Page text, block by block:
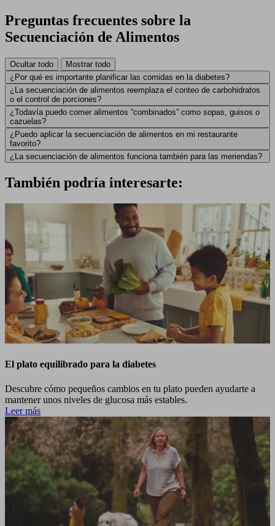
Preguntas frecuentes sobre la
Secuenciación de Alimentos
Ocultar todo
Mostrar todo
¿Por qué es importante planificar las comidas en la diabetes?
¿La secuenciación de alimentos reemplaza el conteo de carbohidratos
o el control de porciones?
¿Todavía puedo comer alimentos “combinados” como sopas, guisos o
cazuelas?
¿Puedo aplicar la secuenciación de alimentos en mi restaurante
favorito?
¿La secuenciación de alimentos funciona también para las meriendas?
También podría interesarte:
El plato equilibrado para la diabetes
Descubre cómo pequeños cambios en tu plato pueden ayudarte a
mantener unos niveles de glucosa más estables.
Leer más